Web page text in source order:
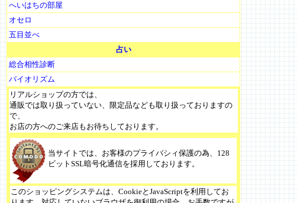
へいはちの部屋
オセロ
五目並べ
占い
総合相性診断
バイオリズム
リアルショップの方では、
通販では取り扱っていない、限定品なども取り扱っておりますの
で、
お店の方へのご来店もお待ちしております。
当サイトでは、お客様のプライバシィ保護の為、128
ビットSSL暗号化通信を採用しております。
このショッピングシステムは、CookieとJavaScriptを利用してお